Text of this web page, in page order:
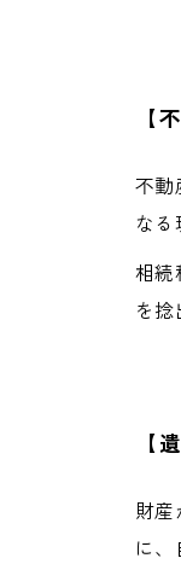
【
不動
なる
相続
を
【
財
に